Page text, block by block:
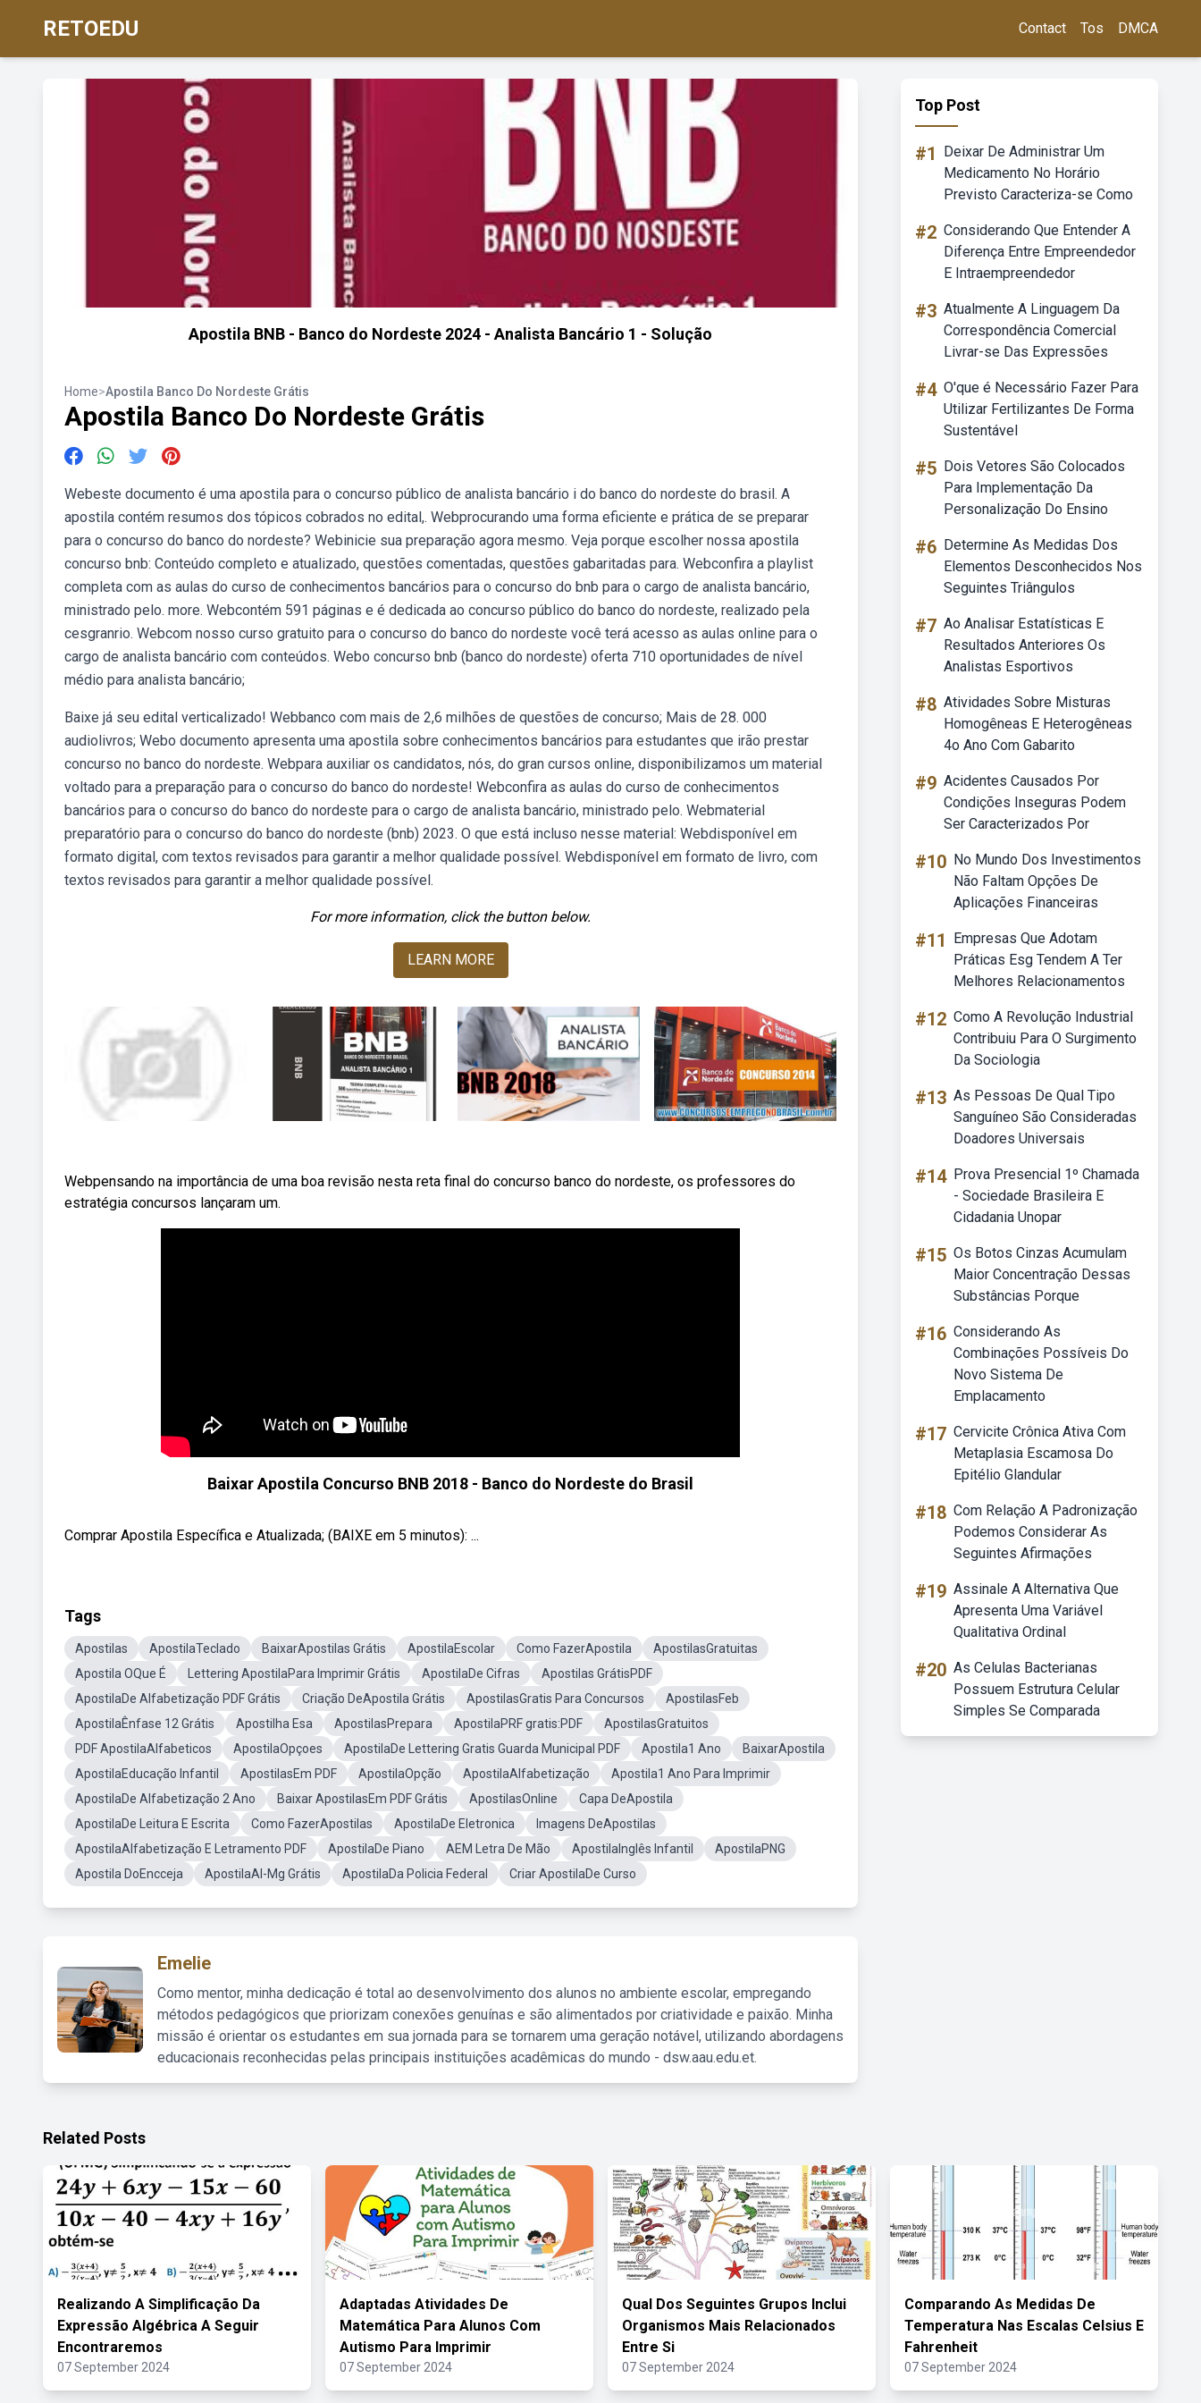
RETOEDU Contact Tos DMCA
Apostila BNB - Banco do Nordeste 2024 - Analista Bancário 1 - Solução
Home>Apostila Banco Do Nordeste Grátis
Apostila Banco Do Nordeste Grátis
Webeste documento é uma apostila para o concurso público de analista bancário i do banco do nordeste do brasil. A
apostila contém resumos dos tópicos cobrados no edital,. Webprocurando uma forma eficiente e prática de se preparar
para o concurso do banco do nordeste? Webinicie sua preparação agora mesmo. Veja porque escolher nossa apostila
concurso bnb: Conteúdo completo e atualizado, questões comentadas, questões gabaritadas para. Webconfira a playlist
completa com as aulas do curso de conhecimentos bancários para o concurso do bnb para o cargo de analista bancário,
ministrado pelo. more. Webcontém 591 páginas e é dedicada ao concurso público do banco do nordeste, realizado pela
cesgranrio. Webcom nosso curso gratuito para o concurso do banco do nordeste você terá acesso as aulas online para o
cargo de analista bancário com conteúdos. Webo concurso bnb (banco do nordeste) oferta 710 oportunidades de nível
médio para analista bancário;
Baixe já seu edital verticalizado! Webbanco com mais de 2,6 milhões de questões de concurso; Mais de 28. 000
audiolivros; Webo documento apresenta uma apostila sobre conhecimentos bancários para estudantes que irão prestar
concurso no banco do nordeste. Webpara auxiliar os candidatos, nós, do gran cursos online, disponibilizamos um material
voltado para a preparação para o concurso do banco do nordeste! Webconfira as aulas do curso de conhecimentos
bancários para o concurso do banco do nordeste para o cargo de analista bancário, ministrado pelo. Webmaterial
preparatório para o concurso do banco do nordeste (bnb) 2023. O que está incluso nesse material: Webdisponível em
formato digital, com textos revisados para garantir a melhor qualidade possível. Webdisponível em formato de livro, com
textos revisados para garantir a melhor qualidade possível.
For more information, click the button below.
LEARN MORE
Webpensando na importância de uma boa revisão nesta reta final do concurso banco do nordeste, os professores do
estratégia concursos lançaram um.
Baixar Apostila Concurso BNB 2018 - Banco do Nordeste do Brasil
Comprar Apostila Específica e Atualizada; (BAIXE em 5 minutos): ...
Tags
Apostilas ApostilaTeclado BaixarApostilas Grátis ApostilaEscolar Como FazerApostila
ApostilasGratuitas
Apostila OQue É
Lettering ApostilaPara Imprimir Grátis ApostilaDe Cifras
Apostilas GrátisPDF
ApostilaDe Alfabetização PDF Grátis
Criação DeApostila Grátis ApostilasGratis Para Concursos
ApostilasFeb
ApostilaÊnfase 12 Grátis
Apostilha Esa ApostilasPrepara ApostilaPRF gratis:PDF
ApostilasGratuitos
PDF ApostilaAlfabeticos
ApostilaOpçoes ApostilaDe Lettering Gratis Guarda Municipal PDF Apostila1 Ano
BaixarApostila
ApostilaEducação Infantil
ApostilasEm PDF ApostilaOpção ApostilaAlfabetização
Apostila1 Ano Para Imprimir
ApostilaDe Alfabetização 2 Ano
Baixar ApostilasEm PDF Grátis ApostilasOnline
Capa DeApostila
ApostilaDe Leitura E Escrita
Como FazerApostilas ApostilaDe Eletronica
Imagens DeApostilas
ApostilaAlfabetização E Letramento PDF
ApostilaDe Piano AEM Letra De Mão ApostilaInglês Infantil
ApostilaPNG
Apostila DoEncceja
ApostilaAl-Mg Grátis ApostilaDa Policia Federal Criar ApostilaDe Curso
Emelie
Como mentor, minha dedicação é total ao desenvolvimento dos alunos no ambiente escolar, empregando
métodos pedagógicos que priorizam conexões genuínas e são alimentados por criatividade e paixão. Minha
missão é orientar os estudantes em sua jornada para se tornarem uma geração notável, utilizando abordagens
educacionais reconhecidas pelas principais instituições acadêmicas do mundo - dsw.aau.edu.et.
Top Post
#1
Deixar De Administrar Um
Medicamento No Horário
Previsto Caracteriza-se Como
#2 Considerando Que Entender A
Diferença Entre Empreendedor
E Intraempreendedor
#3 Atualmente A Linguagem Da
Correspondência Comercial
Livrar-se Das Expressões
#4 O'que é Necessário Fazer Para
Utilizar Fertilizantes De Forma
Sustentável
#5 Dois Vetores São Colocados
Para Implementação Da
Personalização Do Ensino
#6 Determine As Medidas Dos
Elementos Desconhecidos Nos
Seguintes Triângulos
#7 Ao Analisar Estatísticas E
Resultados Anteriores Os
Analistas Esportivos
#8 Atividades Sobre Misturas
Homogêneas E Heterogêneas
4o Ano Com Gabarito
#9 Acidentes Causados Por
Condições Inseguras Podem
Ser Caracterizados Por
#10 No Mundo Dos Investimentos
Não Faltam Opções De
Aplicações Financeiras
#11
Empresas Que Adotam
Práticas Esg Tendem A Ter
Melhores Relacionamentos
#12 Como A Revolução Industrial
Contribuiu Para O Surgimento
Da Sociologia
#13 As Pessoas De Qual Tipo
Sanguíneo São Consideradas
Doadores Universais
#14 Prova Presencial 1º Chamada
- Sociedade Brasileira E
Cidadania Unopar
#15 Os Botos Cinzas Acumulam
Maior Concentração Dessas
Substâncias Porque
#16 Considerando As
Combinações Possíveis Do
Novo Sistema De
Emplacamento
#17 Cervicite Crônica Ativa Com
Metaplasia Escamosa Do
Epitélio Glandular
#18 Com Relação A Padronização
Podemos Considerar As
Seguintes Afirmações
#19 Assinale A Alternativa Que
Apresenta Uma Variável
Qualitativa Ordinal
#20 As Celulas Bacterianas
Possuem Estrutura Celular
Simples Se Comparada
Related Posts
Realizando A Simplificação Da
Expressão Algébrica A Seguir
Encontraremos
07 September 2024
Adaptadas Atividades De
Matemática Para Alunos Com
Autismo Para Imprimir
07 September 2024
Qual Dos Seguintes Grupos Inclui
Organismos Mais Relacionados
Entre Si
07 September 2024
Comparando As Medidas De
Temperatura Nas Escalas Celsius E
Fahrenheit
07 September 2024